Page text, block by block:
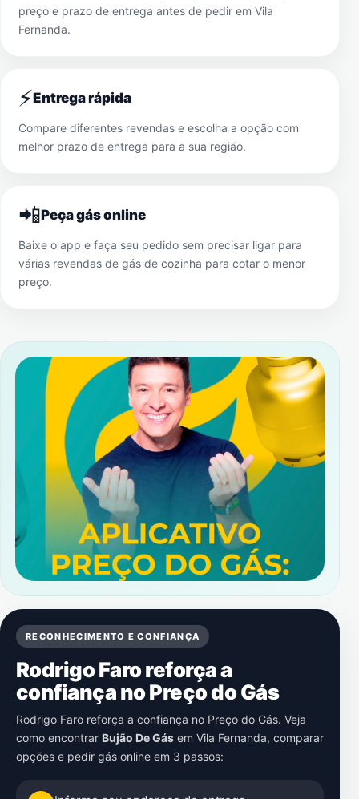
preço e prazo de entrega antes de pedir em Vila
Fernanda.
⚡Entrega rápida
Compare diferentes revendas e escolha a opção com
melhor prazo de entrega para a sua região.
📲Peça gás online
Baixe o app e faça seu pedido sem precisar ligar para
várias revendas de gás de cozinha para cotar o menor
preço.
RECONHECIMENTO E CONFIANÇA
Rodrigo Faro reforça a
confiança no Preço do Gás
Rodrigo Faro reforça a confiança no Preço do Gás. Veja
como encontrar Bujão De Gás em Vila Fernanda, comparar
opções e pedir gás online em 3 passos: